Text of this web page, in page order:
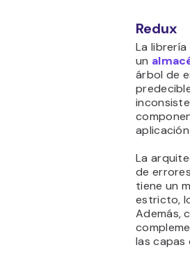
Redux
La
un
árbol de
La
de
tiene un
estricto,
Además,
las capas